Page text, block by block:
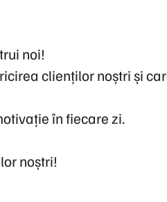
noi!
clienților noștri și
în fiecare zi.
noștri!